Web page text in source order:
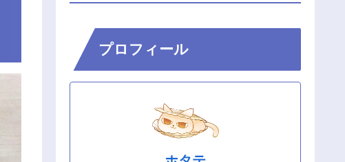
プロフィール